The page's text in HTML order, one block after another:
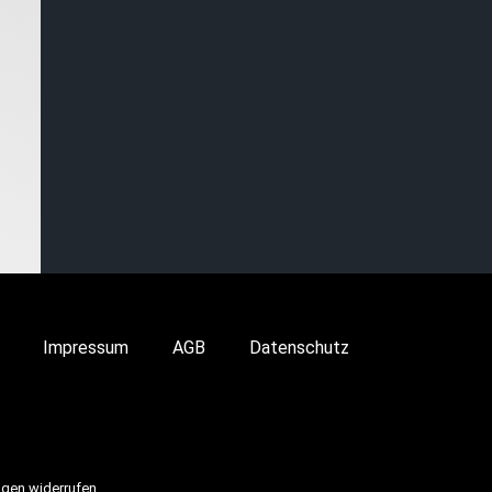
Impressum AGB Datenschutz
widerrufen